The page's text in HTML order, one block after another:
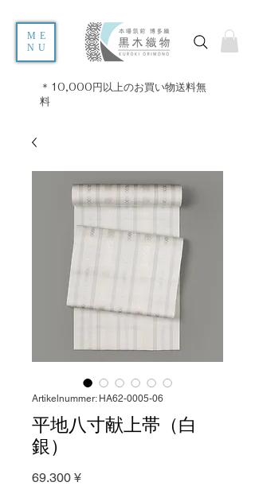
ME
NU
＊10,000円以上のお買い物送料無
料
Artikelnummer: HA62-0005-06
平地八寸献上帯（白
銀）
69.300 ¥Preis